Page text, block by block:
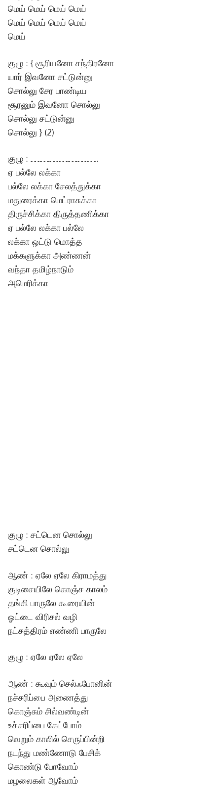
மெய் மெய் மெய் மெய்
மெய் மெய் மெய் மெய்
மெய்
குழு : { சூரியனோ சந்திரனோ
யார் இவனோ சட்டுன்னு
சொல்லு சேர பாண்டிய
சூரனும் இவனோ சொல்லு
சொல்லு சட்டுன்னு
சொல்லு } (2)
குழு : ………………….
ஏ பல்லே லக்கா
பல்லே லக்கா சேலத்துக்கா
மதுரைக்கா மெட்ராசுக்கா
திருச்சிக்கா திருத்தணிக்கா
ஏ பல்லே லக்கா பல்லே
லக்கா ஒட்டு மொத்த
மக்களுக்கா அண்ணன்
வந்தா தமிழ்நாடும்
அமெரிக்கா
குழு : சட்டென சொல்லு
சட்டென சொல்லு
ஆண் : ஏலே ஏலே கிராமத்து
குடிசையிலே கொஞ்ச காலம்
தங்கி பாருலே கூரையின்
ஓட்டை விரிசல் வழி
நட்சத்திரம் எண்ணி பாருலே
குழு : ஏலே ஏலே ஏலே
ஆண் : கூவும் செல்ஃபோனின்
நச்சரிப்பை அணைத்து
கொஞ்சும் சில்வண்டின்
உச்சரிப்பை கேட்போம்
வெறும் காலில் செருப்பின்றி
நடந்து மண்ணோடு பேசிக்
கொண்டு போவோம்
மழலைகள் ஆவோம்